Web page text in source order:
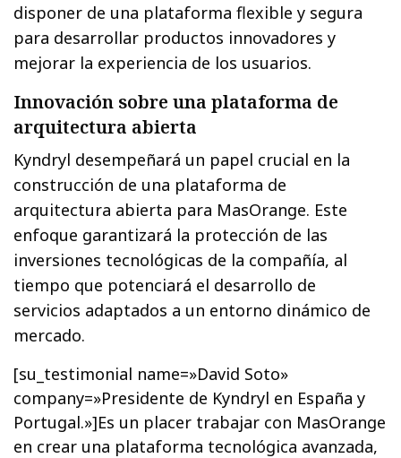
disponer de una plataforma flexible y segura
para desarrollar productos innovadores y
mejorar la experiencia de los usuarios.
Innovación sobre una plataforma de
arquitectura abierta
Kyndryl desempeñará un papel crucial en la
construcción de una plataforma de
arquitectura abierta para MasOrange. Este
enfoque garantizará la protección de las
inversiones tecnológicas de la compañía, al
tiempo que potenciará el desarrollo de
servicios adaptados a un entorno dinámico de
mercado.
[su_testimonial name=»David Soto»
company=»Presidente de Kyndryl en España y
Portugal.»]Es un placer trabajar con MasOrange
en crear una plataforma tecnológica avanzada,